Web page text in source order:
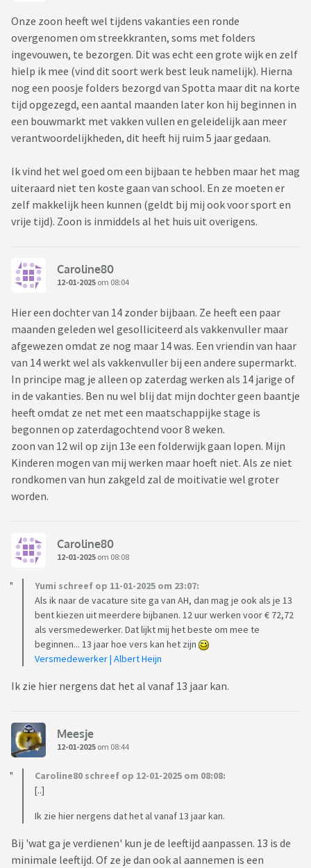
Onze zoon heeft wel tijdens vakanties een ronde
overgenomen om streekkranten, soms met folders
ingevouwen, te bezorgen. Dit was echt een grote wijk en zelf
hielp ik mee (vind dit soort werk best leuk namelijk). Hierna
nog een poosje folders bezorgd van Spotta maar dit na korte
tijd opgezegd, een aantal maanden later kon hij beginnen in
een bouwmarkt met vakken vullen en geleidelijk aan meer
verantwoordelijkheden, dit heeft hij ruim 5 jaar gedaan.
Ik vind het wel goed om een bijbaan te hebben maar het mag
uiteraard niet ten koste gaan van school. En ze moeten er
zelf makkelijk heen kunnen (geldt bij mij ook voor sport en
vrije tijd). Zoon is inmiddels al het huis uit overigens.
Caroline80
12-01-2025 om 08:04
Hier een dochter van 14 zonder bijbaan. Ze heeft een paar
maanden geleden wel gesolliciteerd als vakkenvuller maar
afgewezen omdat ze nog maar 14 was. Een vriendin van haar
van 14 werkt wel als vakkenvuller bij een andere supermarkt.
In principe mag je alleen op zaterdag werken als 14 jarige of
in de vakanties. Ben nu wel blij dat mijn dochter geen baantje
heeft omdat ze net met een maatschappijke stage is
begonnen op zaterdagochtend voor 8 weken.
zoon van 12 wil op zijn 13e een folderwijk gaan lopen. Mijn
Kinderen mogen van mij werken maar hoeft niet. Als ze niet
rondkomen van hun zakgeld zal de moitivatie wel groter
worden.
Caroline80
12-01-2025 om 08:08
Yumi schreef op 11-01-2025 om 23:07:
Als ik naar de vacature site ga van AH, dan mag je ook als je 13
bent kiezen uit meerdere bijbanen. 12 uur werken voor € 72,72
als versmedewerker. Dat lijkt mij het beste om mee te
beginnen... 13 jaar hoe vers kan het zijn
Versmedewerker | Albert Heijn
Ik zie hier nergens dat het al vanaf 13 jaar kan.
Meesje
12-01-2025 om 08:44
Caroline80 schreef op 12-01-2025 om 08:08:
[..]
Ik zie hier nergens dat het al vanaf 13 jaar kan.
Bij 'wat ga je verdienen' kun je de leeftijd aanpassen. 13 is de
minimale leeftijd. Of ze je dan ook al aannemen is een